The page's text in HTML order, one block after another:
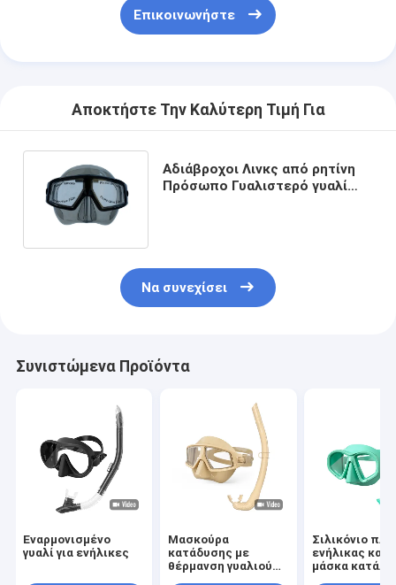
Επικοινωνήστε
Αποκτήστε Την Καλύτερη Τιμή Για
Αδιάβροχοι Λινκς από ρητίνη
Πρόσωπο Γυαλιστερό γυαλί
Να συνεχίσει
Συνιστώμενα Προϊόντα
Εναρμονισμένο
γυαλί για ενήλικες
Μασκούρα
κατάδυσης με
θέρμανση γυαλιού
Σιλικόνιο
ενήλικας
μάσκα